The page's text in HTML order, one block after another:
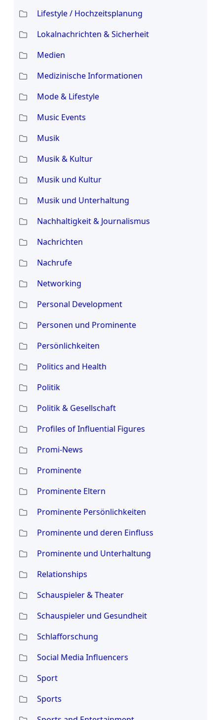
Lifestyle / Hochzeitsplanung
Lokalnachrichten & Sicherheit
Medien
Medizinische Informationen
Mode & Lifestyle
Music Events
Musik
Musik & Kultur
Musik und Kultur
Musik und Unterhaltung
Nachhaltigkeit & Journalismus
Nachrichten
Nachrufe
Networking
Personal Development
Personen und Prominente
Persönlichkeiten
Politics and Health
Politik
Politik & Gesellschaft
Profiles of Influential Figures
Promi-News
Prominente
Prominente Eltern
Prominente Persönlichkeiten
Prominente und deren Einfluss
Prominente und Unterhaltung
Relationships
Schauspieler & Theater
Schauspieler und Gesundheit
Schlafforschung
Social Media Influencers
Sport
Sports